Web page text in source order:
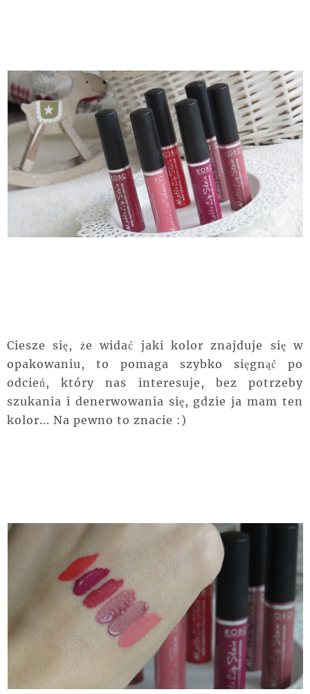
Ciesze się, że widać jaki kolor znajduje się w
opakowaniu, to pomaga szybko sięgnąć po
odcień, który nas interesuje, bez potrzeby
szukania i denerwowania się, gdzie ja mam ten
kolor... Na pewno to znacie :)